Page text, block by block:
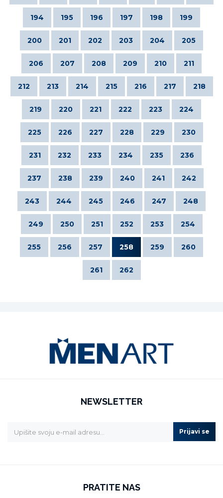
194 195 196 197 198 199
200 201 202 203 204 205
206 207 208 209 210 211
212 213 214 215 216 217 218
219 220 221 222 223 224
225 226 227 228 229 230
231 232 233 234 235 236
237 238 239 240 241 242
243 244 245 246 247 248
249 250 251 252 253 254
255 256 257 258 259 260
261 262
NEWSLETTER
Prijavi se
PRATITE NAS